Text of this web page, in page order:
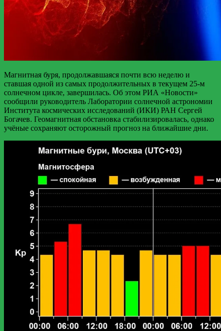
Магнитная буря, продолжавшаяся почти всю неделю и
ставшая одной из самых продолжительных в текущем 25-м
солнечном цикле, завершилась. Об этом РИА «Новости»
сообщили руководитель Лаборатории солнечной астрономии
Института космических исследований (ИКИ) РАН Сергей
Богачев. Геомагнитная обстановка стабилизировалась, однако
учёные сохраняют осторожный прогноз на ближайшие дни.